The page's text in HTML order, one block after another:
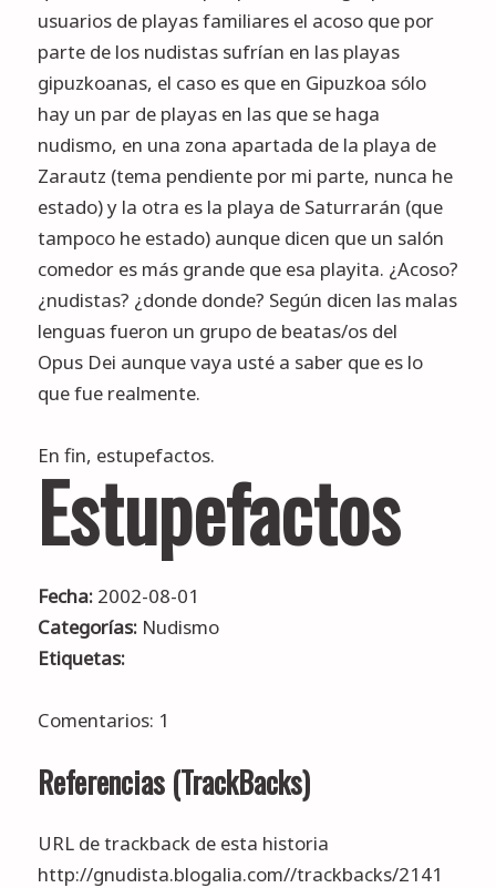
usuarios de playas familiares el acoso que por
parte de los nudistas sufrían en las playas
gipuzkoanas, el caso es que en Gipuzkoa sólo
hay un par de playas en las que se haga
nudismo, en una zona apartada de la playa de
Zarautz (tema pendiente por mi parte, nunca he
estado) y la otra es la playa de Saturrarán (que
tampoco he estado) aunque dicen que un salón
comedor es más grande que esa playita. ¿Acoso?
¿nudistas? ¿donde donde? Según dicen las malas
lenguas fueron un grupo de beatas/os del
Opus Dei aunque vaya usté a saber que es lo
que fue realmente.
En fin, estupefactos.
Estupefactos
Fecha:2002-08-01
Categorías: Nudismo
Etiquetas:
Comentarios: 1
Referencias (TrackBacks)
URL de trackback de esta historia
http://gnudista.blogalia.com//trackbacks/2141